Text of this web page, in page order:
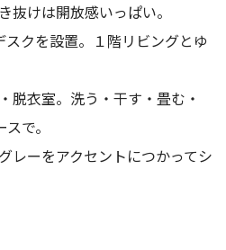
けは開放感いっぱい。
クを設置。１階リビングとゆ
脱衣室。洗う・干す・畳む・
で。
レーをアクセントにつかってシ